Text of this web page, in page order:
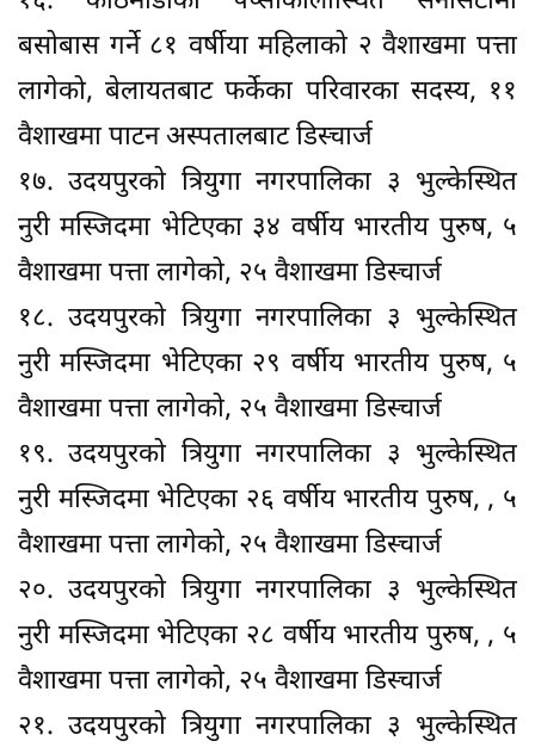
बसोबास गर्ने ८१ वर्षीया महिलाको २ वैशाखमा पत्ता
लागेको, बेलायतबाट फर्केका परिवारका सदस्य, ११
वैशाखमा पाटन अस्पतालबाट डिस्चार्ज
१७. उदयपुरको त्रियुगा नगरपालिका ३ भुल्केस्थित
नुरी मस्जिदमा भेटिएका ३४ वर्षीय भारतीय पुरुष, ५
वैशाखमा पत्ता लागेको, २५ वैशाखमा डिस्चार्ज
१८. उदयपुरको त्रियुगा नगरपालिका ३ भुल्केस्थित
नुरी मस्जिदमा भेटिएका २९ वर्षीय भारतीय पुरुष, ५
वैशाखमा पत्ता लागेको, २५ वैशाखमा डिस्चार्ज
१९. उदयपुरको त्रियुगा नगरपालिका ३ भुल्केस्थित
नुरी मस्जिदमा भेटिएका २६ वर्षीय भारतीय पुरुष, , ५
वैशाखमा पत्ता लागेको, २५ वैशाखमा डिस्चार्ज
२०. उदयपुरको त्रियुगा नगरपालिका ३ भुल्केस्थित
नुरी मस्जिदमा भेटिएका २८ वर्षीय भारतीय पुरुष, , ५
वैशाखमा पत्ता लागेको, २५ वैशाखमा डिस्चार्ज
२१. उदयपुरको त्रियुगा नगरपालिका ३ भुल्केस्थित